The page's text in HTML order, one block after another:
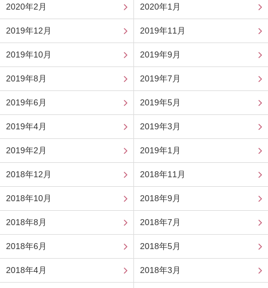
2020年2月 2020年1月
2019年12月 2019年11月
2019年10月 2019年9月
2019年8月 2019年7月
2019年6月 2019年5月
2019年4月 2019年3月
2019年2月 2019年1月
2018年12月 2018年11月
2018年10月 2018年9月
2018年8月 2018年7月
2018年6月 2018年5月
2018年4月 2018年3月